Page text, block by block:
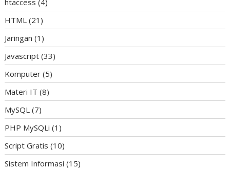
HTML (21)
Jaringan (1)
Javascript (33)
Komputer (5)
Materi IT (8)
MySQL (7)
PHP MySQLi (1)
Script Gratis (10)
Sistem Informasi (15)